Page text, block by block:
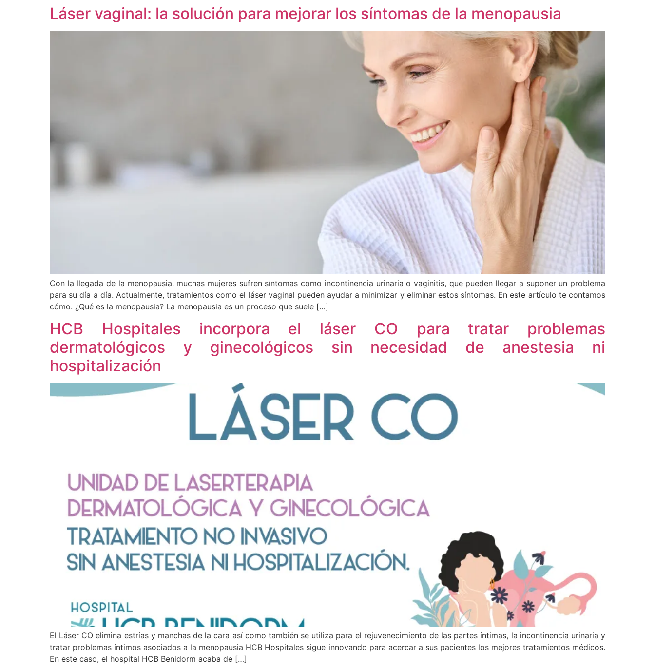
Láser vaginal: la solución para mejorar los síntomas de la menopausia
Con la llegada de la menopausia, muchas mujeres sufren síntomas como incontinencia urinaria o vaginitis, que pueden llegar a suponer un problema
para su día a día. Actualmente, tratamientos como el láser vaginal pueden ayudar a minimizar y eliminar estos síntomas. En este artículo te contamos
cómo. ¿Qué es la menopausia? La menopausia es un proceso que suele […]
HCB Hospitales incorpora el láser CO para tratar problemas
dermatológicos y ginecológicos sin necesidad de anestesia ni
hospitalización
El Láser CO elimina estrías y manchas de la cara así como también se utiliza para el rejuvenecimiento de las partes íntimas, la incontinencia urinaria y
tratar problemas íntimos asociados a la menopausia HCB Hospitales sigue innovando para acercar a sus pacientes los mejores tratamientos médicos.
En este caso, el hospital HCB Benidorm acaba de […]